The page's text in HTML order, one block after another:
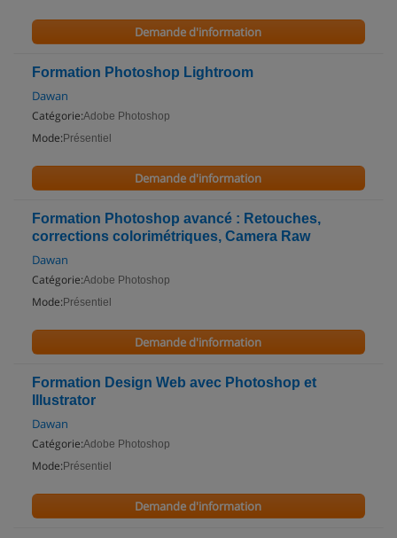
Demande d'information
Formation Photoshop Lightroom
Dawan
Catégorie:Adobe Photoshop
Mode: Présentiel
Demande d'information
Formation Photoshop avancé : Retouches,
corrections colorimétriques, Camera Raw
Dawan
Catégorie:Adobe Photoshop
Mode: Présentiel
Demande d'information
Formation Design Web avec Photoshop et
Illustrator
Dawan
Catégorie:Adobe Photoshop
Mode: Présentiel
Demande d'information